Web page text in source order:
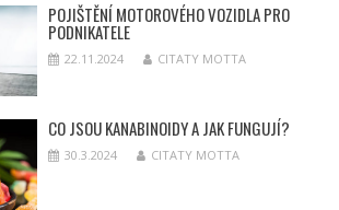
POJIŠTĚNÍ MOTOROVÉHO VOZIDLA PRO
PODNIKATELE
22.11.2024 CITATY MOTTA
CO JSOU KANABINOIDY A JAK FUNGUJÍ?
30.3.2024 CITATY MOTTA